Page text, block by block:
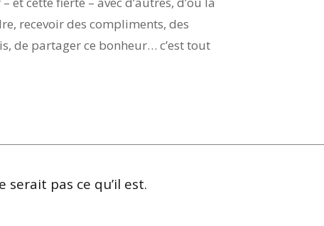
recevoir des compliments, des
de partager ce bonheur… c’est tout
pas ce qu’il est.